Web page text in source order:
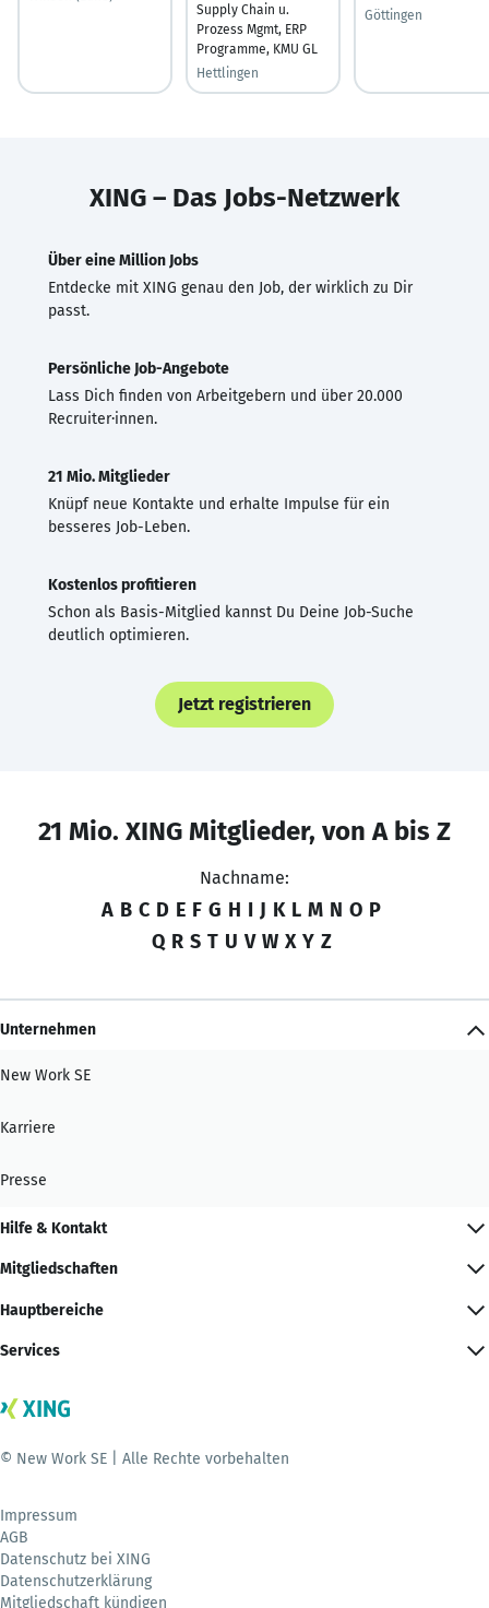
Supply Chain u.
Prozess Mgmt, ERP
Programme, KMU GL
Hettlingen
Göttingen
XING – Das Jobs-Netzwerk
Über eine Million Jobs
Entdecke mit XING genau den Job, der wirklich zu Dir
passt.
Persönliche Job-Angebote
Lass Dich finden von Arbeitgebern und über 20.000
Recruiter·innen.
21 Mio. Mitglieder
Knüpf neue Kontakte und erhalte Impulse für ein
besseres Job-Leben.
Kostenlos profitieren
Schon als Basis-Mitglied kannst Du Deine Job-Suche
deutlich optimieren.
Jetzt registrieren
21 Mio. XING Mitglieder, von A bis Z
Nachname:
A B C D E F G H I J K L M N O P
Q R S T U V W X Y Z
Unternehmen
New Work SE
Karriere
Presse
Hilfe & Kontakt
Mitgliedschaften
Hauptbereiche
Services
© New Work SE | Alle Rechte vorbehalten
Impressum
AGB
Datenschutz bei XING
Datenschutzerklärung
Mitgliedschaft kündigen